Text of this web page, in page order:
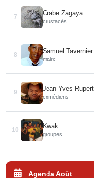
7
Crabe Zagaya
crustacés
8
Samuel Tavernier
maire
9
Jean Yves Rupert
comédiens
10
Kwak
groupes
Agenda Août